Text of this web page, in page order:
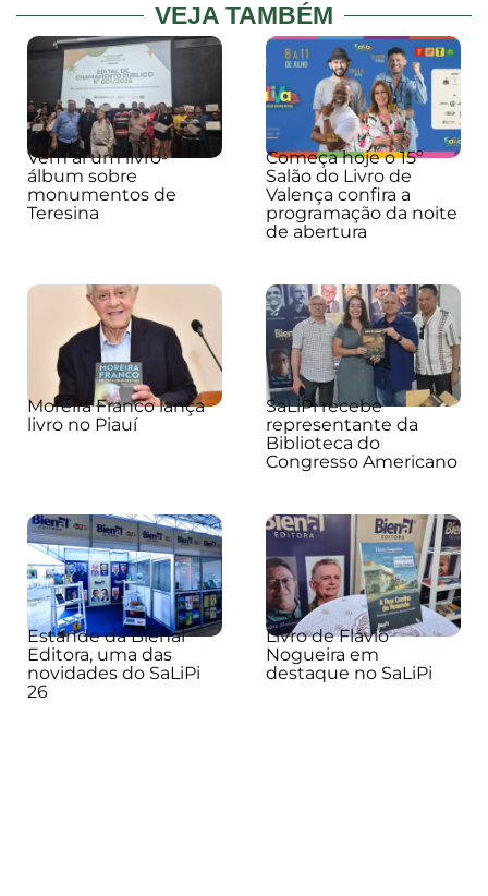
VEJA TAMBÉM
Vem aí um livro-
álbum sobre
monumentos de
Teresina
Começa hoje o 15º
Salão do Livro de
Valença confira a
programação da noite
de abertura
Moreira Franco lança
livro no Piauí
SaLiPi recebe
representante da
Biblioteca do
Congresso Americano
Estande da Bienal
Editora, uma das
novidades do SaLiPi
26
Livro de Flávio
Nogueira em
destaque no SaLiPi